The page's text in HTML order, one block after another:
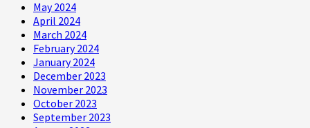
May 2024
April 2024
March 2024
February 2024
January 2024
December 2023
November 2023
October 2023
September 2023